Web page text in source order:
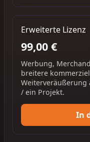
Erweiterte Lizenz
99,00 €
Werbung,
breitere
Weiterveräußerung
/ ein Projekt.
In